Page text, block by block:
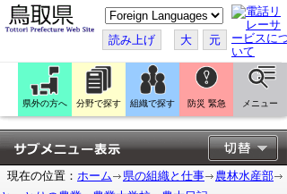
こ
の
ペ
ー
ジ
翻
訳
す
る
読み上げ 大 元
県外の方へ 分野で探す 組織で探す 防災 緊急 メニュー
現在の位置： ホーム 県の組織と仕事
農林水産部